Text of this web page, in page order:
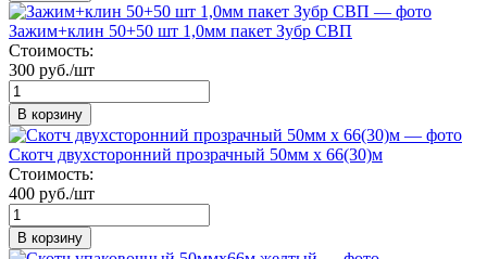
Зажим+клин 50+50 шт 1,0мм пакет Зубр СВП
Стоимость:
300 руб./шт
В корзину
Скотч двухсторонний прозрачный 50мм х 66(30)м
Стоимость:
400 руб./шт
В корзину